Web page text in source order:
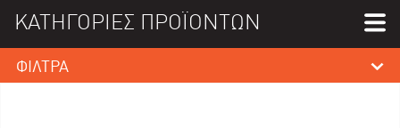
ΚΑΤΗΓΟΡΙΕΣ ΠΡΟΪΟΝΤΩΝ
ΦΙΛΤΡΑ